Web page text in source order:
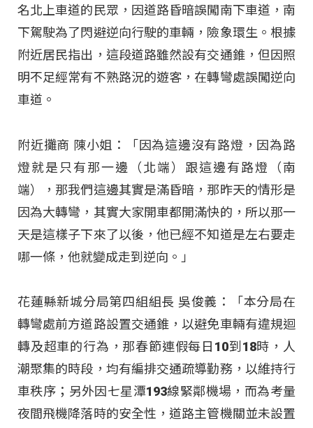
名北上車道的民眾，因道路昏暗誤闖南下車道，南
下駕駛為了閃避逆向行駛的車輛，險象環生。根據
附近居民指出，這段道路雖然設有交通錐，但因照
明不足經常有不熟路況的遊客，在轉彎處誤闖逆向
車道。
附近攤商 陳小姐：「因為這邊沒有路燈，因為路
燈就是只有那一邊（北端）跟這邊有路燈（南
端），那我們這邊其實是滿昏暗，那昨天的情形是
因為大轉彎，其實大家開車都開滿快的，所以那一
天是這樣子下來了以後，他已經不知道是左右要走
哪一條，他就變成走到逆向。」
花蓮縣新城分局第四組組長 吳俊義：「本分局在
轉彎處前方道路設置交通錐，以避免車輛有違規迴
轉及超車的行為，那春節連假每日10到18時，人
潮聚集的時段，均有編排交通疏導勤務，以維持行
車秩序；另外因七星潭193線緊鄰機場，而為考量
夜間飛機降落時的安全性，道路主管機關並未設置